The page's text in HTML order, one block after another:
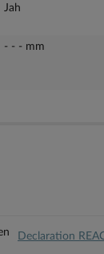
Jah
- - - mm
Declaration